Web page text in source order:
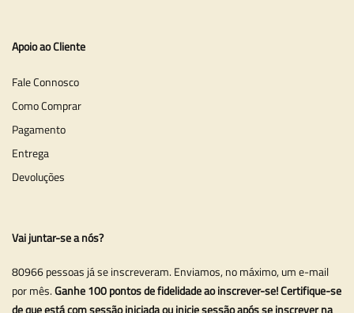
Apoio ao Cliente
Fale Connosco
Como Comprar
Pagamento
Entrega
Devoluções
Vai juntar-se a nós?
80966 pessoas já se inscreveram. Enviamos, no máximo, um e-mail
por mês.Ganhe 100 pontos de fidelidade ao inscrever-se! Certifique-se
de que está com sessão iniciada ou inicie sessão após se inscrever na